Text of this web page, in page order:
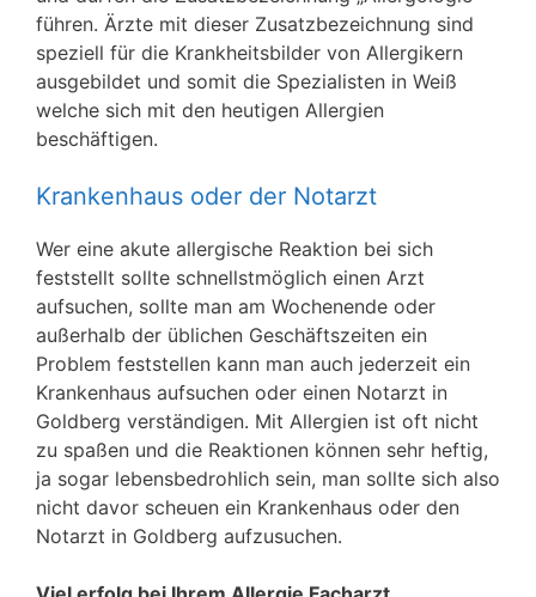
führen. Ärzte mit dieser Zusatzbezeichnung sind
speziell für die Krankheitsbilder von Allergikern
ausgebildet und somit die Spezialisten in Weiß
welche sich mit den heutigen Allergien
beschäftigen.
Krankenhaus oder der Notarzt
Wer eine akute allergische Reaktion bei sich
feststellt sollte schnellstmöglich einen Arzt
aufsuchen, sollte man am Wochenende oder
außerhalb der üblichen Geschäftszeiten ein
Problem feststellen kann man auch jederzeit ein
Krankenhaus aufsuchen oder einen Notarzt in
Goldberg verständigen. Mit Allergien ist oft nicht
zu spaßen und die Reaktionen können sehr heftig,
ja sogar lebensbedrohlich sein, man sollte sich also
nicht davor scheuen ein Krankenhaus oder den
Notarzt in Goldberg aufzusuchen.